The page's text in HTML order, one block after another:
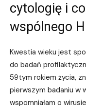
cytologię i
wspólnego
Kwestia wieku jest
do badań
59tym rokiem życia,
pierwszym badaniu w
wspomniałam o